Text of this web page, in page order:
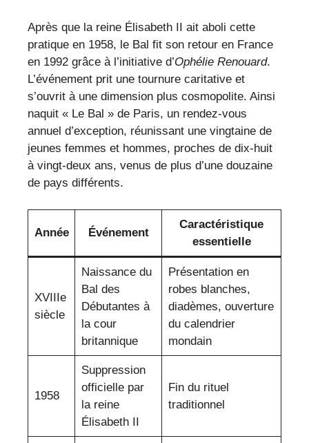
Après que la reine Élisabeth II ait aboli cette
pratique en 1958, le Bal fit son retour en France
en 1992 grâce à l’initiative d’Ophélie Renouard.
L’événement prit une tournure caritative et
s’ouvrit à une dimension plus cosmopolite. Ainsi
naquit « Le Bal » de Paris, un rendez-vous
annuel d’exception, réunissant une vingtaine de
jeunes femmes et hommes, proches de dix-huit
à vingt-deux ans, venus de plus d’une douzaine
de pays différents.
Année Événement
Caractéristique
essentielle
XVIIIe
siècle
Naissance du
Bal des
Débutantes à
la cour
britannique
Présentation en
robes blanches,
diadèmes, ouverture
du calendrier
mondain
1958
Suppression
officielle par
la reine
Élisabeth II
Fin du rituel
traditionnel